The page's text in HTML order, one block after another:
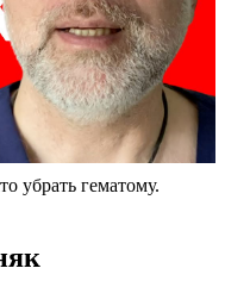
убрать гематому.